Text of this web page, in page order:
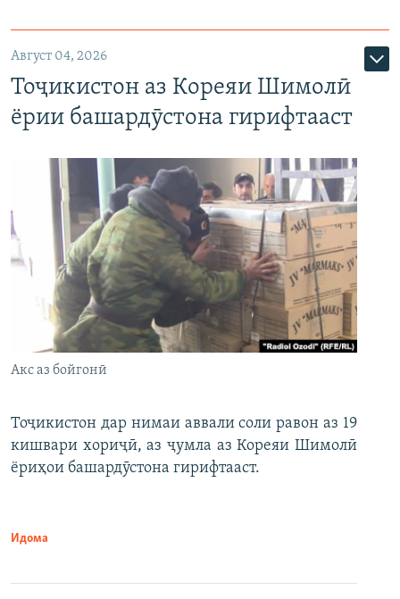
Август 04, 2026
Тоҷикистон аз Кореяи Шимолӣ
ёрии башардӯстона гирифтааст
Акс аз бойгонӣ
Тоҷикистон дар нимаи аввали соли равон аз 19
кишвари хориҷӣ, аз ҷумла аз Кореяи Шимолӣ
ёриҳои башардӯстона гирифтааст.
Идома